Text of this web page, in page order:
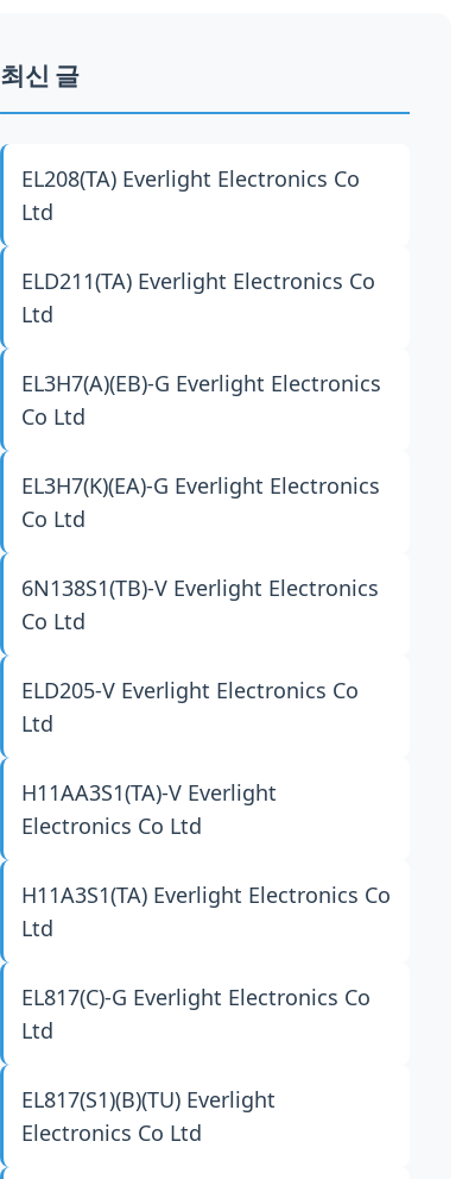
최신 글
EL208(TA) Everlight Electronics Co
Ltd
ELD211(TA) Everlight Electronics Co
Ltd
EL3H7(A)(EB)-G Everlight Electronics
Co Ltd
EL3H7(K)(EA)-G Everlight Electronics
Co Ltd
6N138S1(TB)-V Everlight Electronics
Co Ltd
ELD205-V Everlight Electronics Co
Ltd
H11AA3S1(TA)-V Everlight
Electronics Co Ltd
H11A3S1(TA) Everlight Electronics Co
Ltd
EL817(C)-G Everlight Electronics Co
Ltd
EL817(S1)(B)(TU) Everlight
Electronics Co Ltd